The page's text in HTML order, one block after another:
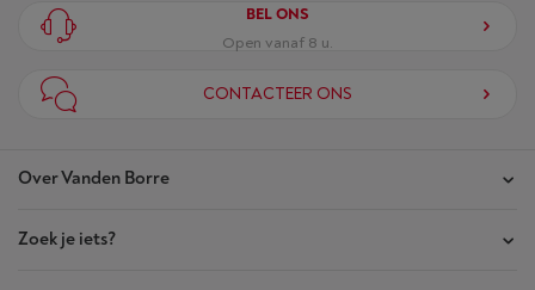
Over Vanden Borre
Onze winkels
Zoek je iets?
BEL ONS
Open vanaf 8 u.
CONTACTEER ONS